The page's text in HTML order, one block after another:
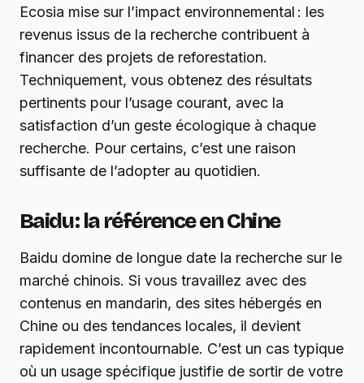
Ecosia mise sur l’impact environnemental : les
revenus issus de la recherche contribuent à
financer des projets de reforestation.
Techniquement, vous obtenez des résultats
pertinents pour l’usage courant, avec la
satisfaction d’un geste écologique à chaque
recherche. Pour certains, c’est une raison
suffisante de l’adopter au quotidien.
Baidu : la référence en Chine
Baidu domine de longue date la recherche sur le
marché chinois. Si vous travaillez avec des
contenus en mandarin, des sites hébergés en
Chine ou des tendances locales, il devient
rapidement incontournable. C’est un cas typique
où un usage spécifique justifie de sortir de votre